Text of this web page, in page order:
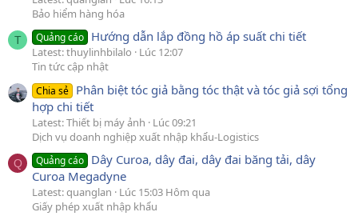
Bảo hiểm hàng hóa
T Quảng cáo Hướng dẫn lắp đồng hồ áp suất chi tiết
Latest: thuylinhbilalo
Lúc 12:07
Tin tức cập nhật
Chia sẻ Phân biệt tóc giả bằng tóc thật và tóc giả sợi tổng
hợp chi tiết
Latest: Thiết bị máy ảnh
Lúc 09:21
Dịch vụ doanh nghiệp xuất nhập khẩu-Logistics
Q Quảng cáo Dây Curoa, dây đai, dây đai băng tải, dây
Curoa Megadyne
Latest: quanglan
Lúc 15:03 Hôm qua
Giấy phép xuất nhập khẩu